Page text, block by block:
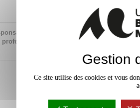
analyser ses
Gestion
Ce site utilise des cookies et vous